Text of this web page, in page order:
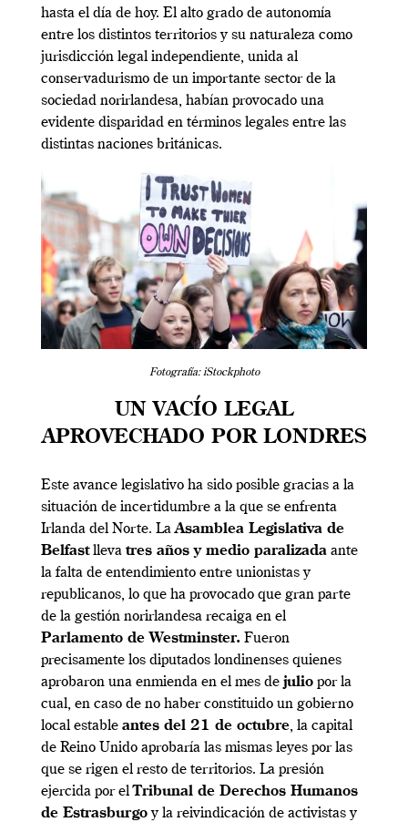
hasta el día de hoy. El alto grado de autonomía
entre los distintos territorios y su naturaleza como
jurisdicción legal independiente, unida al
conservadurismo de un importante sector de la
sociedad norirlandesa, habían provocado una
evidente disparidad en términos legales entre las
distintas naciones británicas.
Fotografía: iStockphoto
UN VACÍO LEGAL
APROVECHADO POR LONDRES
Este avance legislativo ha sido posible gracias a la
situación de incertidumbre a la que se enfrenta
Irlanda del Norte. LaAsamblea Legislativa de
Belfastlleva tres años y medio paralizada ante
la falta de entendimiento entre unionistas y
republicanos, lo que ha provocado que gran parte
de la gestión norirlandesa recaiga en el
Parlamento de Westminster. Fueron
precisamente los diputados londinenses quienes
aprobaron una enmienda en el mes de julio por la
cual, en caso de no haber constituido un gobierno
local estable antes del 21 de octubre, la capital
de Reino Unido aprobaría las mismas leyes por las
que se rigen el resto de territorios. La presión
ejercida por elTribunal de Derechos Humanos
de Estrasburgoy la reivindicación de activistas y